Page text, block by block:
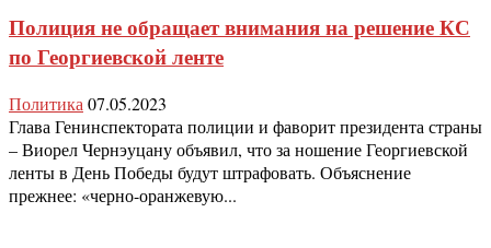
Полиция не обращает внимания на решение КС
по Георгиевской ленте
Политика 07.05.2023
Глава Генинспектората полиции и фаворит президента страны
– Виорел Чернэуцану объявил, что за ношение Георгиевской
ленты в День Победы будут штрафовать. Объяснение
прежнее: «черно-оранжевую...